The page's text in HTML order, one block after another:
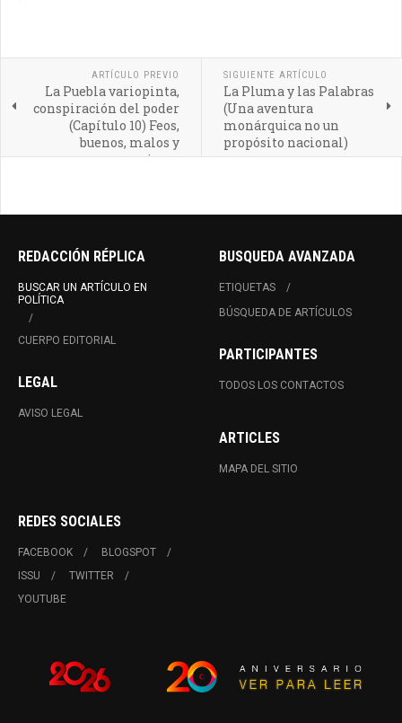
ARTÍCULO PREVIO
La Puebla variopinta,
conspiración del poder
(Capítulo 10) Feos,
buenos, malos y
preciosos
SIGUIENTE ARTÍCULO
La Pluma y las Palabras
(Una aventura
monárquica no un
propósito nacional)
REDACCIÓN RÉPLICA
BUSCAR UN ARTÍCULO EN
POLÍTICA
CUERPO EDITORIAL
LEGAL
AVISO LEGAL
BUSQUEDA AVANZADA
ETIQUETAS
BÚSQUEDA DE ARTÍCULOS
PARTICIPANTES
TODOS LOS CONTACTOS
ARTICLES
MAPA DEL SITIO
REDES SOCIALES
FACEBOOK
BLOGSPOT
ISSU
TWITTER
YOUTUBE